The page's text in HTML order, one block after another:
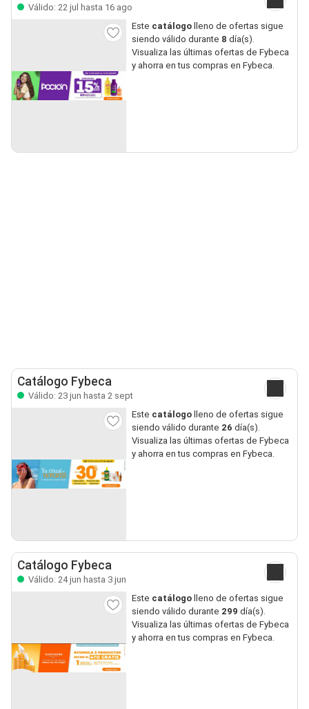
Válido: 22 jul hasta 16 ago
Este catálogo lleno de ofertas sigue
siendo válido durante 8 día(s).
Visualiza las últimas ofertas de Fybeca
y ahorra en tus compras en Fybeca.
Catálogo Fybeca
Válido: 23 jun hasta 2 sept
Este catálogo lleno de ofertas sigue
siendo válido durante 26 día(s).
Visualiza las últimas ofertas de Fybeca
y ahorra en tus compras en Fybeca.
Catálogo Fybeca
Válido: 24 jun hasta 3 jun
Este catálogo lleno de ofertas sigue
siendo válido durante 299 día(s).
Visualiza las últimas ofertas de Fybeca
y ahorra en tus compras en Fybeca.